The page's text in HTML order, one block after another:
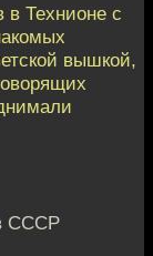
в Технионе с
вышкой,
СССР